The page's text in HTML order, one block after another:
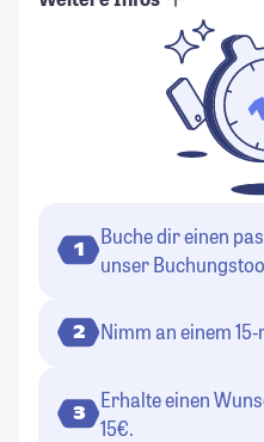
1
Buche dir einen
unser
2 Nimm an einem
3
Erhalte einen
15€.